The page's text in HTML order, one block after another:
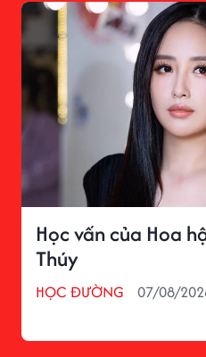
Học vấn của Hoa
Thúy
HỌC ĐƯỜNG 07/08/